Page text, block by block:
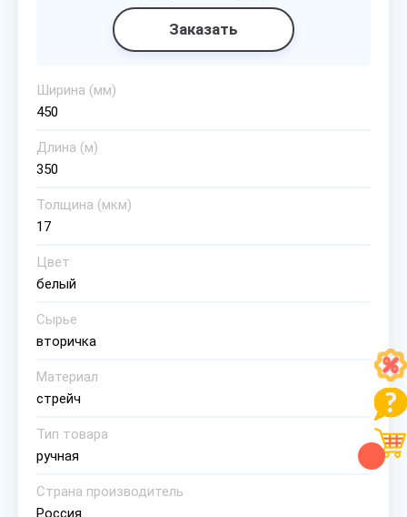
Заказать
Ширина (мм)
450
Длина (м)
350
Толщина (мкм)
17
Цвет
белый
Сырье
вторичка
Материал
стрейч
Тип товара
ручная
Страна производитель
Россия